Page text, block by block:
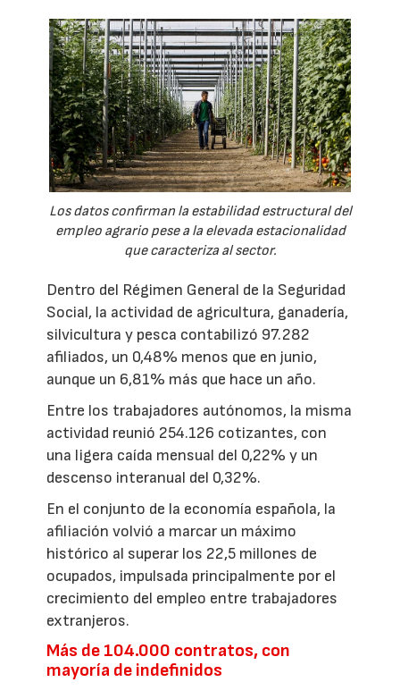
Los datos confirman la estabilidad estructural del
empleo agrario pese a la elevada estacionalidad
que caracteriza al sector.
Dentro del Régimen General de la Seguridad
Social, la actividad de agricultura, ganadería,
silvicultura y pesca contabilizó 97.282
afiliados, un 0,48% menos que en junio,
aunque un 6,81% más que hace un año.
Entre los trabajadores autónomos, la misma
actividad reunió 254.126 cotizantes, con
una ligera caída mensual del 0,22% y un
descenso interanual del 0,32%.
En el conjunto de la economía española, la
afiliación volvió a marcar un máximo
histórico al superar los 22,5 millones de
ocupados, impulsada principalmente por el
crecimiento del empleo entre trabajadores
extranjeros.
Más de 104.000 contratos, con
mayoría de indefinidos